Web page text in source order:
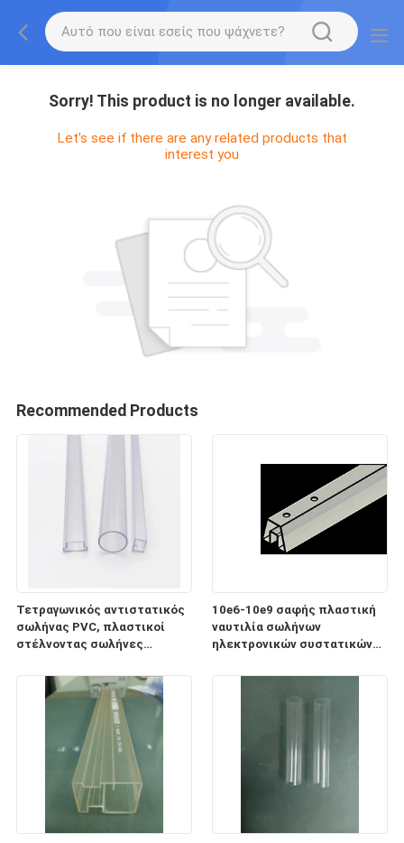
Sorry! This product is no longer available.
Let's see if there are any related products that
interest you
Recommended Products
Τετραγωνικός αντιστατικός
σωλήνας PVC, πλαστικοί
στέλνοντας σωλήνες
10e6-10e9 σαφής πλαστική
ναυτιλία σωλήνων
ηλεκτρονικών συστατικών